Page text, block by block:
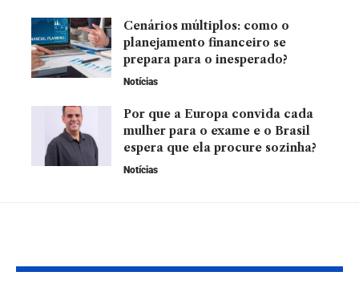
Cenários múltiplos: como o
planejamento financeiro se
prepara para o inesperado?
Notícias
Por que a Europa convida cada
mulher para o exame e o Brasil
espera que ela procure sozinha?
Notícias